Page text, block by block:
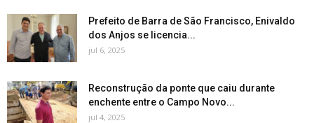
Prefeito de Barra de São Francisco, Enivaldo
dos Anjos se licencia...
jul 6, 2025
Reconstrução da ponte que caiu durante
enchente entre o Campo Novo...
jul 4, 2025